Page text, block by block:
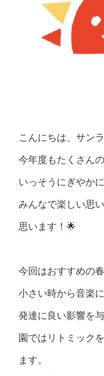
こんにちは、サン
今年度もたくさん
いっそうにぎやか
みんなで楽しい思
思います！🌟
今回はおすすめの
小さい時から音楽
発達に良い影響を
園ではリトミック
ます。